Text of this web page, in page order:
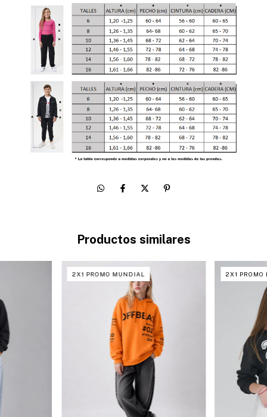
Productos similares
2X1 PROMO MUNDIAL 2X1